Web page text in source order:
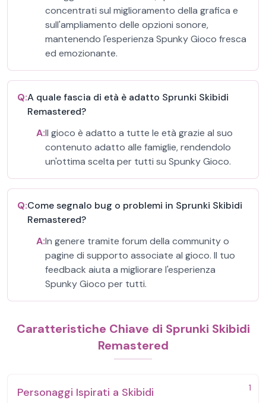
concentrati sul miglioramento della grafica e
sull'ampliamento delle opzioni sonore,
mantenendo l'esperienza Spunky Gioco fresca
ed emozionante.
Q:A quale fascia di età è adatto Sprunki Skibidi
Remastered?
A:Il gioco è adatto a tutte le età grazie al suo
contenuto adatto alle famiglie, rendendolo
un'ottima scelta per tutti su Spunky Gioco.
Q:Come segnalo bug o problemi in Sprunki Skibidi
Remastered?
A:In genere tramite forum della community o
pagine di supporto associate al gioco. Il tuo
feedback aiuta a migliorare l'esperienza
Spunky Gioco per tutti.
Caratteristiche Chiave di Sprunki Skibidi
Remastered
1
Personaggi Ispirati a Skibidi